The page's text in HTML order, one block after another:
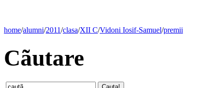
home/alumni/2011/clasa/XII C/Vidoni Iosif-Samuel/premii
Cãutare